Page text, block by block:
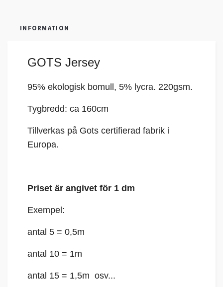
INFORMATION
GOTS Jersey
95% ekologisk bomull, 5% lycra. 220gsm.
Tygbredd: ca 160cm
Tillverkas på Gots certifierad fabrik i
Europa.
Priset är angivet för 1 dm
Exempel:
antal 5 = 0,5m
antal 10 = 1m
antal 15 = 1,5m osv...